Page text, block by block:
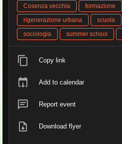
Cosenza vecchia formazione
rigenerazione urbana
scuola
sociologia
summer school
Copy link
Add to calendar
Report event
Download flyer